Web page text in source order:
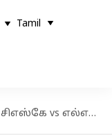
Tamil
சிஎஸ்கே vs எல்எஸ்ஜி : டாஸ் வென்ற சென்னை சூப்பர் கிங்ஸ் முதலில் பந்துவீச முடிவு!